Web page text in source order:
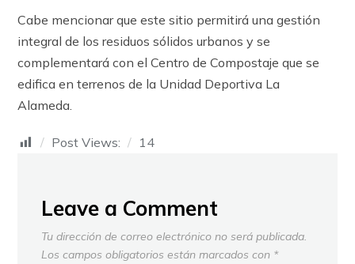
Cabe mencionar que este sitio permitirá una gestión
integral de los residuos sólidos urbanos y se
complementará con el Centro de Compostaje que se
edifica en terrenos de la Unidad Deportiva La
Alameda.
Post Views: 14
Leave a Comment
Tu dirección de correo electrónico no será publicada.
Los campos obligatorios están marcados con *